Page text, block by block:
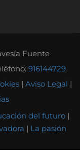
Fuente
916144729
| Aviso Legal |
del futuro |
| La pasión